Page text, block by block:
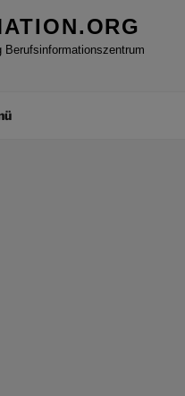
Berufsinformationszentrum